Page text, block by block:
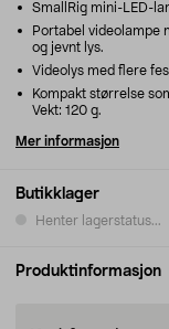
Butikklager
Henter lagerstatus...
SmallRig mini-LED-
Portabel videolampe
og jevnt lys.
Videolys med flere
Kompakt størrelse
Vekt: 120 g.
Mer informasjon
Produktinformasjon